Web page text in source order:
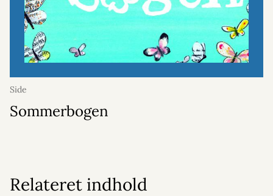
Side
Sommerbogen
Relateret indhold